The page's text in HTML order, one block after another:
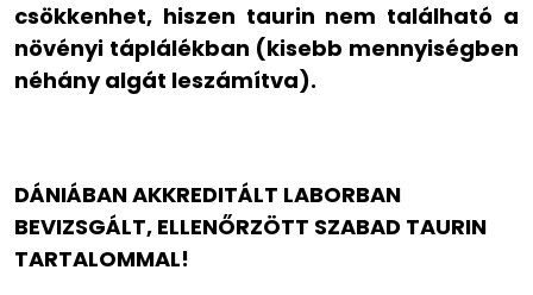
csökkenhet, hiszen taurin nem található a
növényi táplálékban (kisebb mennyiségben
néhány algát leszámítva).
DÁNIÁBAN AKKREDITÁLT LABORBAN
BEVIZSGÁLT, ELLENŐRZÖTT SZABAD TAURIN
TARTALOMMAL!